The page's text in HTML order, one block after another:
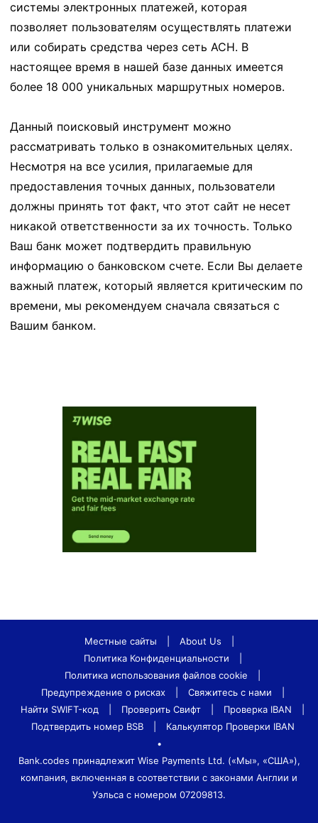
системы электронных платежей, которая
позволяет пользователям осуществлять платежи
или собирать средства через сеть ACH. В
настоящее время в нашей базе данных имеется
более 18 000 уникальных маршрутных номеров.
Данный поисковый инструмент можно
рассматривать только в ознакомительных целях.
Несмотря на все усилия, прилагаемые для
предоставления точных данных, пользователи
должны принять тот факт, что этот сайт не несет
никакой ответственности за их точность. Только
Ваш банк может подтвердить правильную
информацию о банковском счете. Если Вы делаете
важный платеж, который является критическим по
времени, мы рекомендуем сначала связаться с
Вашим банком.
Местные сайты About Us
Политика Конфиденциальности
Политика использования файлов cookie
Предупреждение о рисках
Свяжитесь с нами
Найти SWIFT-код
Проверить Свифт Проверка IBAN
Подтвердить номер BSB
Калькулятор Проверки IBAN
•
Bank.codes принадлежит Wise Payments Ltd. («Мы», «США»),
компания, включенная в соответствии с законами Англии и
Уэльса с номером 07209813.